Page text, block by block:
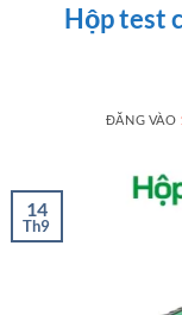
Hộp test
ĐĂNG VÀO
14
Th9